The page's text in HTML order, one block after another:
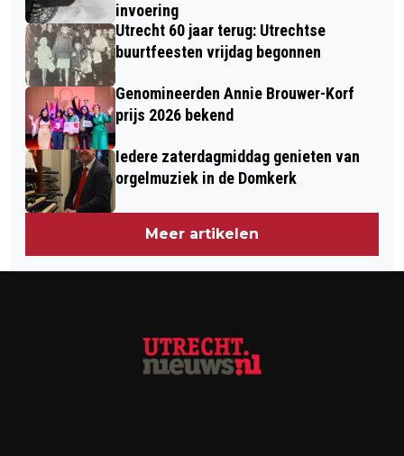
invoering
Utrecht 60 jaar terug: Utrechtse
buurtfeesten vrijdag begonnen
Genomineerden Annie Brouwer-Korf
prijs 2026 bekend
Iedere zaterdagmiddag genieten van
orgelmuziek in de Domkerk
Meer artikelen